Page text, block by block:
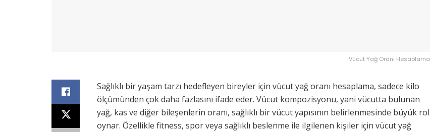
Vücut Yağ Oranı Hesaplama
Sağlıklı bir yaşam tarzı hedefleyen bireyler için vücut yağ oranı hesaplama, sadece kilo
ölçümünden çok daha fazlasını ifade eder. Vücut kompozisyonu, yani vücutta bulunan
yağ, kas ve diğer bileşenlerin oranı, sağlıklı bir vücut yapısının belirlenmesinde büyük rol
oynar. Özellikle fitness, spor veya sağlıklı beslenme ile ilgilenen kişiler için vücut yağ